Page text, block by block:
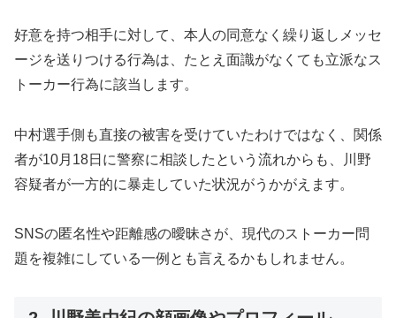
好意を持つ相手に対して、本人の同意なく繰り返しメッセ
ージを送りつける行為は、たとえ面識がなくても立派なス
トーカー行為に該当します。
中村選手側も直接の被害を受けていたわけではなく、関係
者が10月18日に警察に相談したという流れからも、川野
容疑者が一方的に暴走していた状況がうかがえます。
SNSの匿名性や距離感の曖昧さが、現代のストーカー問
題を複雑にしている一例とも言えるかもしれません。